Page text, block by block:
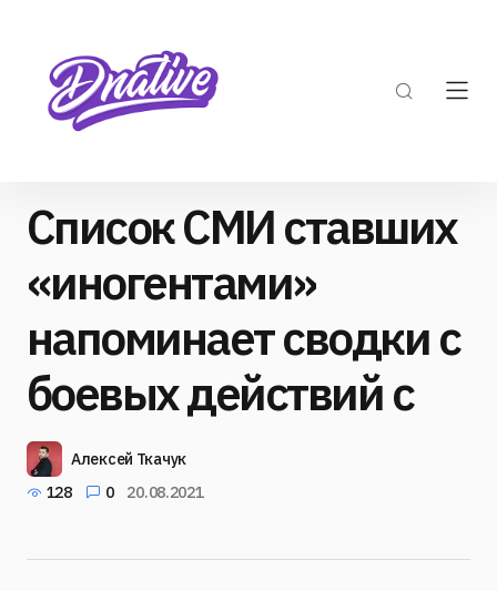
Список СМИ ставших
«иногентами»
напоминает сводки с
боевых действий с
Алексей Ткачук
128
0 20.08.2021